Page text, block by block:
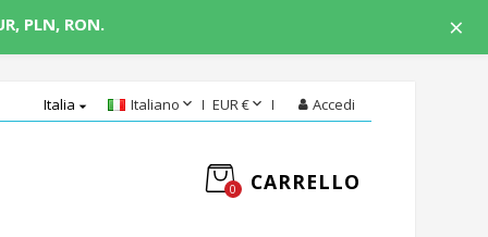
×
PLN, RON.
Italia Italiano EUR € Accedi
CARRELLO
0